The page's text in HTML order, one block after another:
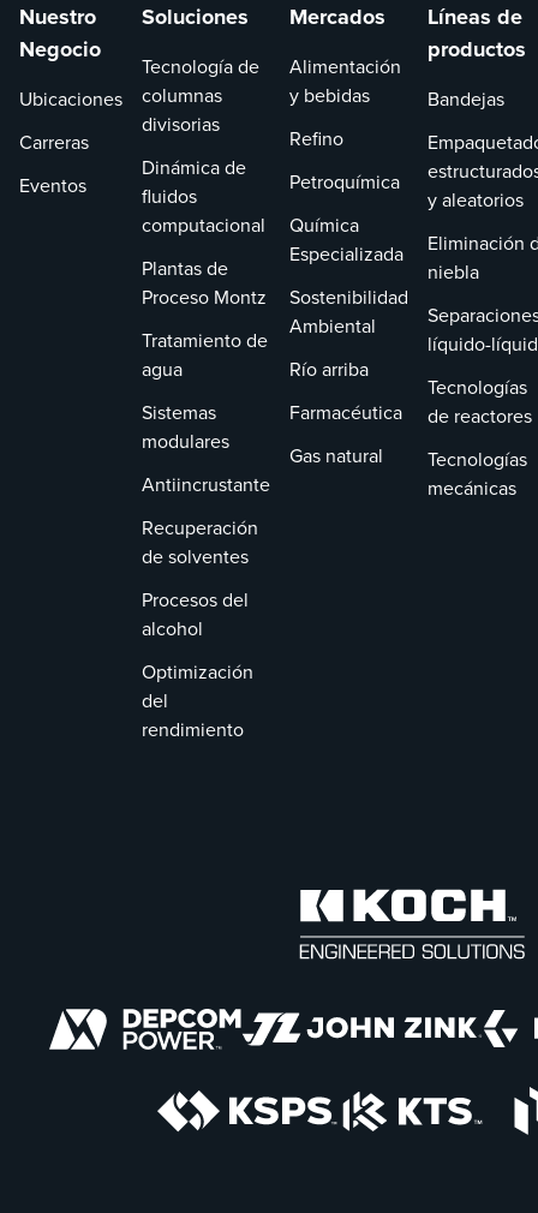
Nuestro
Negocio
Ubicaciones
Carreras
Eventos
Soluciones
Tecnología de
columnas
divisorias
Dinámica de
fluidos
computacional
Plantas de
Proceso Montz
Tratamiento de
agua
Sistemas
modulares
Antiincrustante
Recuperación
de solventes
Procesos del
alcohol
Optimización
del
rendimiento
Mercados
Alimentación
y bebidas
Refino
Petroquímica
Química
Especializada
Sostenibilidad
Ambiental
Río arriba
Farmacéutica
Gas natural
Líneas de
productos
Bandejas
y aleatorios
Eliminación
niebla
líquido-
Tecnologías
de reactores
Tecnologías
mecánicas